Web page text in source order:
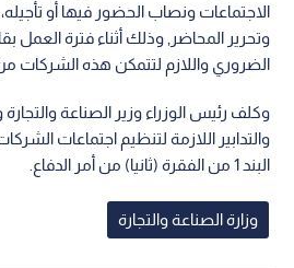
الاجتماعات ونصاب الحضور فيها أو
وتحرير المحاضر, وذلك أثناء فترة العمل
الضروري واللازم لتتمكن هذه الشركات من
وكلف رئيس الوزراء وزير الصناعة والتجارة
والتدابير اللازمة لتنظيم اجتماعات
البند 1 من الفقرة (ثانيا) من أمر الدفاع.
وزارة الصناعة والتجارة